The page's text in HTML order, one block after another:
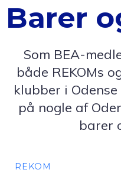
Barer
Som BEA-
både REKOMs
klubber i
på nogle af
barer
REKOM